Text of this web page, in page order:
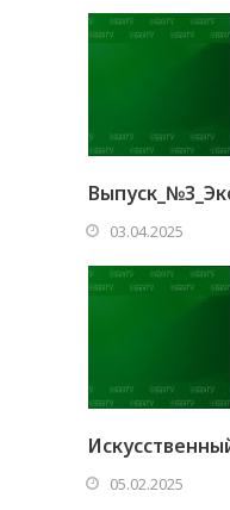
03.04.2025
05.02.2025